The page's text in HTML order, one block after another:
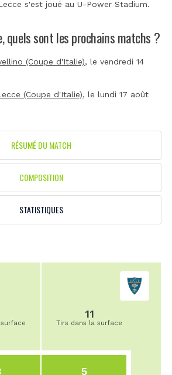
s'est joué au U-Power Stadium.
quels sont les prochains matchs ?
(Coupe d'Italie), le vendredi 14
(Coupe d'Italie), le lundi 17 août
RÉSUMÉ DU MATCH
COMPOSITION
STATISTIQUES
11
Tirs dans la surface
5